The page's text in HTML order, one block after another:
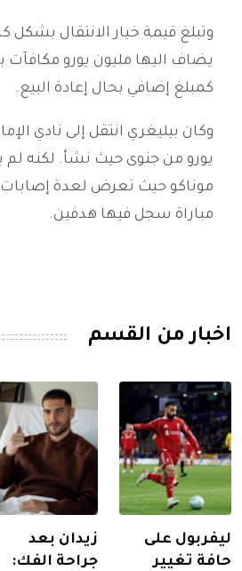
كمبلغ إضافي بحال إعادة البيع.
يورو من جنوى حيث نشأ. لكنه
مباراة سجل فيها هدفين.
اخبار من القسم
ليفربول على
حافة تغيير
زيدان بعد
جراحة الفك: